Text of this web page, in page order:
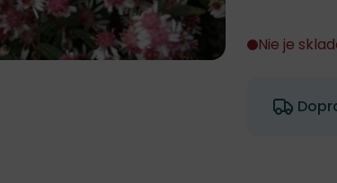
Nie je